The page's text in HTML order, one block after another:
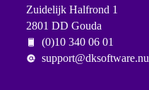
Zuidelijk Halfrond 1
2801 DD Gouda
(0)10 340 06 01
support@dksoftware.nu